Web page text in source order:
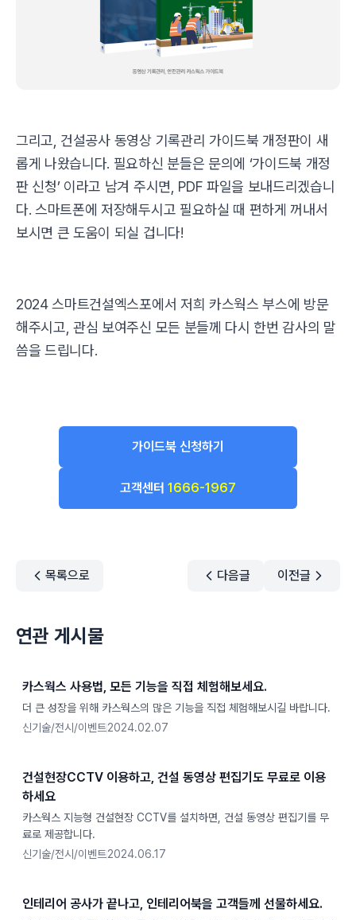
그리고, 건설공사 동영상 기록관리 가이드북 개정판이 새
롭게 나왔습니다. 필요하신 분들은 문의에 ‘가이드북 개정
판 신청’ 이라고 남겨 주시면, PDF 파일을 보내드리겠습니
다. 스마트폰에 저장해두시고 필요하실 때 편하게 꺼내서
보시면 큰 도움이 되실 겁니다!
2024 스마트건설엑스포에서 저희 카스웍스 부스에 방문
해주시고, 관심 보여주신 모든 분들께 다시 한번 감사의 말
씀을 드립니다.
가이드북 신청하기
고객센터 1666-1967
목록으로 다음글 이전글
연관 게시물
카스웍스 사용법, 모든 기능을 직접 체험해보세요.
더 큰 성장을 위해 카스웍스의 많은 기능을 직접 체험해보시길 바랍니다.
신기술/전시/이벤트2024.02.07
건설현장CCTV 이용하고, 건설 동영상 편집기도 무료로 이용
하세요
카스웍스 지능형 건설현장 CCTV를 설치하면, 건설 동영상 편집기를 무
료로 제공합니다.
신기술/전시/이벤트2024.06.17
인테리어 공사가 끝나고, 인테리어북을 고객들께 선물하세요.